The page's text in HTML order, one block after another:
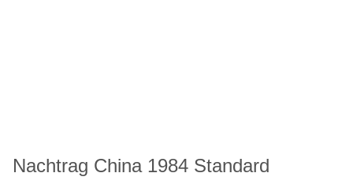
Nachtrag China 1984 Standard